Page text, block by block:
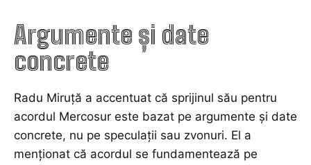
Argumente și date
concrete
Radu Miruţă a accentuat că sprijinul său pentru
acordul Mercosur este bazat pe argumente și date
concrete, nu pe speculații sau zvonuri. El a
menționat că acordul se fundamentează pe